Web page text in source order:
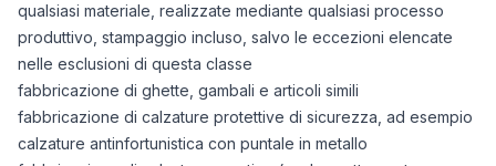
qualsiasi materiale, realizzate mediante qualsiasi processo
produttivo, stampaggio incluso, salvo le eccezioni elencate
nelle esclusioni di questa classe
fabbricazione di ghette, gambali e articoli simili
fabbricazione di calzature protettive di sicurezza, ad esempio
calzature antinfortunistica con puntale in metallo